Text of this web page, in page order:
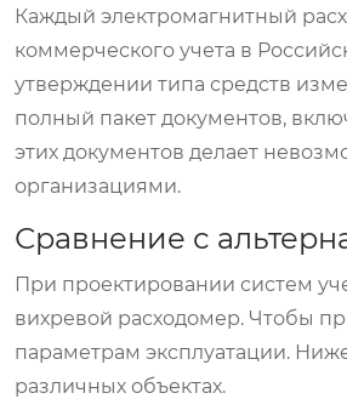
Каждый электромагнитный
коммерческого учета в
утверждении типа средств
полный пакет документов,
этих документов делает
организациями.
Сравнение с
При проектировании систем
вихревой расходомер. Чтобы
параметрам эксплуатации.
различных объектах.